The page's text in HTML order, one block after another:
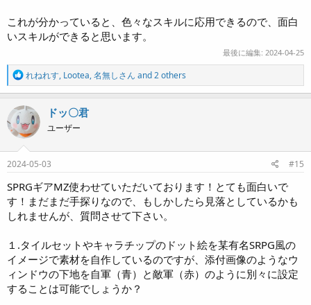
これが分かっていると、色々なスキルに応用できるので、面白
いスキルができると思います。
最後に編集: 2024-04-25
R
e
a
c
i
o
n
s
れねれす, Lootea,名無しさん and 2 others
ドッ〇君
ユーザー
2024-05-03 #15
SPRGギアMZ使わせていただいております！とても面白いで
す！まだまだ手探りなので、もしかしたら見落としているかも
しれませんが、質問させて下さい。
１.タイルセットやキャラチップのドット絵を某有名SRPG風の
イメージで素材を自作しているのですが、添付画像のようなウ
ィンドウの下地を自軍（青）と敵軍（赤）のように別々に設定
することは可能でしょうか？